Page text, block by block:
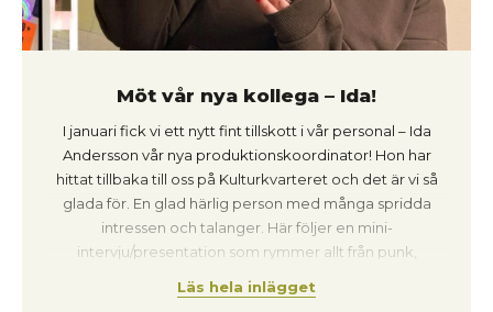
Möt vår nya kollega – Ida!
I januari fick vi ett nytt fint tillskott i vår personal – Ida
Andersson vår nya produktionskoordinator! Hon har
hittat tillbaka till oss på Kulturkvarteret och det är vi så
glada för. En glad härlig person med många spridda
intressen och talanger. Här följer en mini-
intervju/presentation som rymmer allt från punk,
får vi svar på allt här: Heres’s Ida! Hur skulle du beskriva
Läs hela inlägget